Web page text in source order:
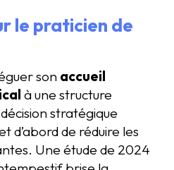
le praticien de
son accueil
à une structure
stratégique
d’abord de réduire les
Une étude de 2024